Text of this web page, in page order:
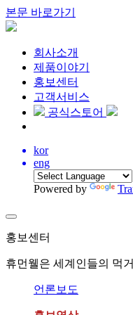
본문 바로가기
회사소개
제품이야기
홍보센터
고객서비스
공식스토어
kor
eng
Powered by
홍보센터
휴먼웰은 세계인들의 먹
언론보도